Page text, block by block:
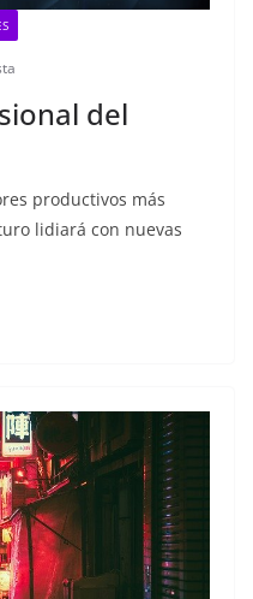
del
productivos más
lidiará con nuevas